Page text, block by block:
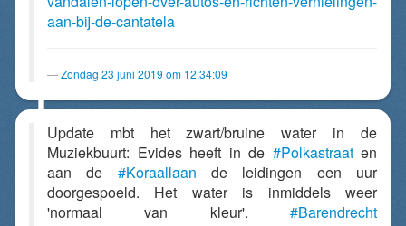
aan-bij-de-cantatela
Zondag 23 juni 2019 om 12:34:09
Update mbt het zwart/bruine water in de
Muziekbuurt: Evides heeft in de #Polkastraaten
aan de #Koraallaan de leidingen een uur
doorgespoeld. Het water is inmiddels weer
'normaal van kleur'. #Barendrecht